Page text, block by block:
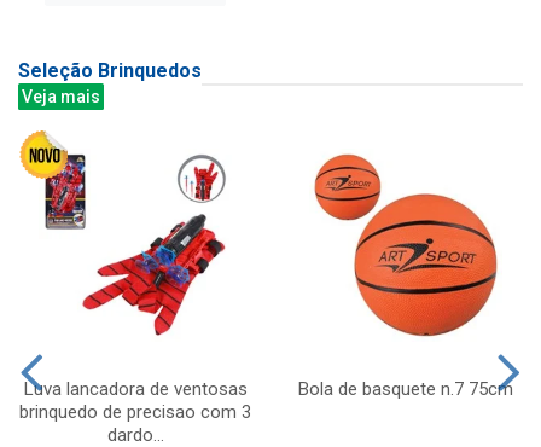
Seleção Brinquedos
Veja mais
Luva lancadora de ventosas
brinquedo de precisao com 3
dardo...
Bola de basquete n.7 75cm